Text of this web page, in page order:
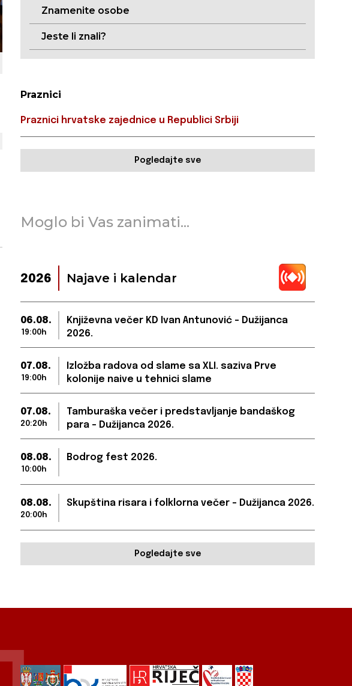
Znamenite osobe
Jeste li znali?
Praznici
Praznici hrvatske zajednice u Republici Srbiji
Pogledajte sve
Moglo bi Vas zanimati...
2026 Najave i kalendar
06.08.
19:00h
Književna večer KD Ivan Antunović – Dužijanca
2026.
07.08.
19:00h
Izložba radova od slame sa XLI. saziva Prve
kolonije naive u tehnici slame
07.08.
20:20h
Tamburaška večer i predstavljanje bandaškog
para – Dužijanca 2026.
08.08.
10:00h
Bodrog fest 2026.
08.08.
20:00h
Skupština risara i folklorna večer – Dužijanca 2026.
Pogledajte sve